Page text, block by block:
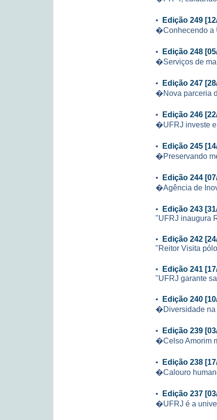
• Edição 249
�Conhecendo a
• Edição 248
�Serviços de
• Edição 247
�Nova parceria
• Edição 246
�UFRJ investe
• Edição 245
�Preservando
• Edição 244
�Agência de
• Edição 243
"UFRJ inaugura
• Edição 242
"Reitor Visita
• Edição 241
"UFRJ garante
• Edição 240
�Diversidade
• Edição 239
�Celso Amorim
• Edição 238
�Calouro
• Edição 237
�UFRJ é a